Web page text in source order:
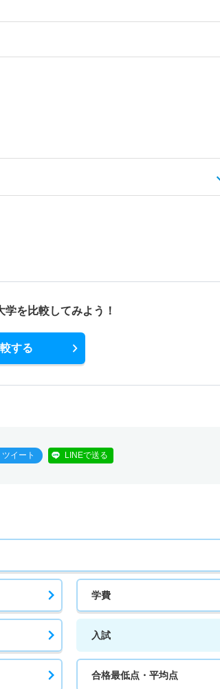
学を比較してみよう！
する
ツイート LINEで送る
学費
入試
合格最低点・平均点